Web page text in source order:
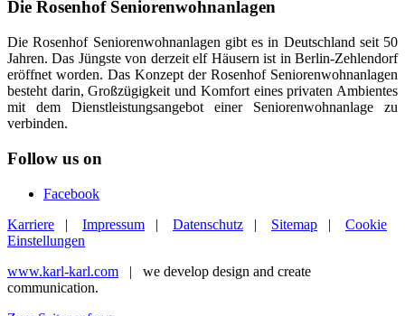
Die Rosenhof Seniorenwohnanlagen
Die Rosenhof Seniorenwohnanlagen gibt es in Deutschland seit 50
Jahren. Das Jüngste von derzeit elf Häusern ist in Berlin-Zehlendorf
eröffnet worden. Das Konzept der Rosenhof Seniorenwohnanlagen
besteht darin, Großzügigkeit und Komfort eines privaten Ambientes
mit dem Dienstleistungsangebot einer Seniorenwohnanlage zu
verbinden.
Follow us on
Facebook
Karriere | Impressum | Datenschutz | Sitemap | Cookie
Einstellungen
www.karl-karl.com | we develop design and create
communication.